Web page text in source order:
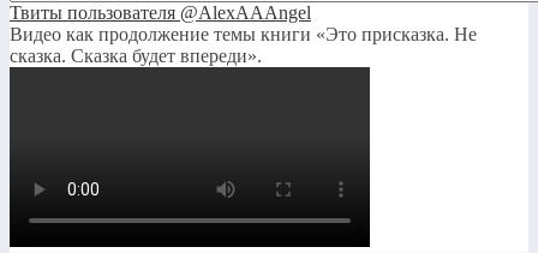
Твиты пользователя @AlexAAAngel
Видео как продолжение темы книги «Это присказка. Не
сказка. Сказка будет впереди».